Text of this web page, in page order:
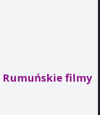
Rumuńskie filmy